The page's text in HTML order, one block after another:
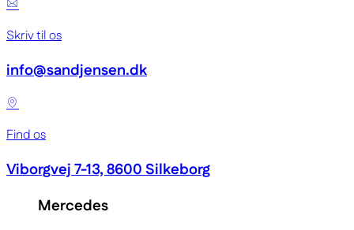
Skriv til os
info@sandjensen.dk
Find os
Viborgvej 7-13, 8600 Silkeborg
Mercedes